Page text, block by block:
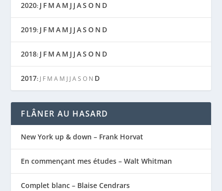
2020: J F M A M J J AS O N D
2019: J F M A M J J AS O N D
2018: J F M A M J J AS O N D
2017: J F M A M J J A S O N D
FLÂNER AU HASARD
New York up & down – Frank Horvat
En commençant mes études – Walt Whitman
Complet blanc – Blaise Cendrars